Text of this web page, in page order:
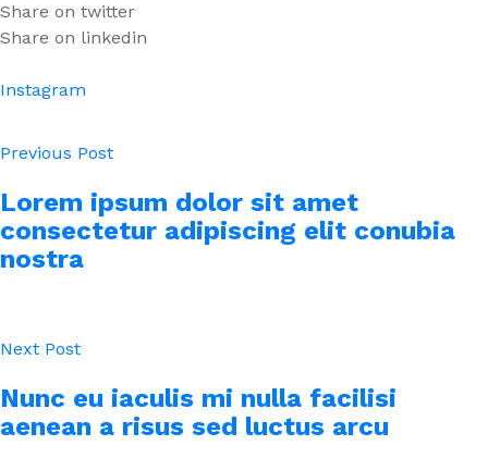
Share on twitter
Share on linkedin
Instagram
Previous Post
Lorem ipsum dolor sit amet
consectetur adipiscing elit conubia
nostra
Next Post
Nunc eu iaculis mi nulla facilisi
aenean a risus sed luctus arcu